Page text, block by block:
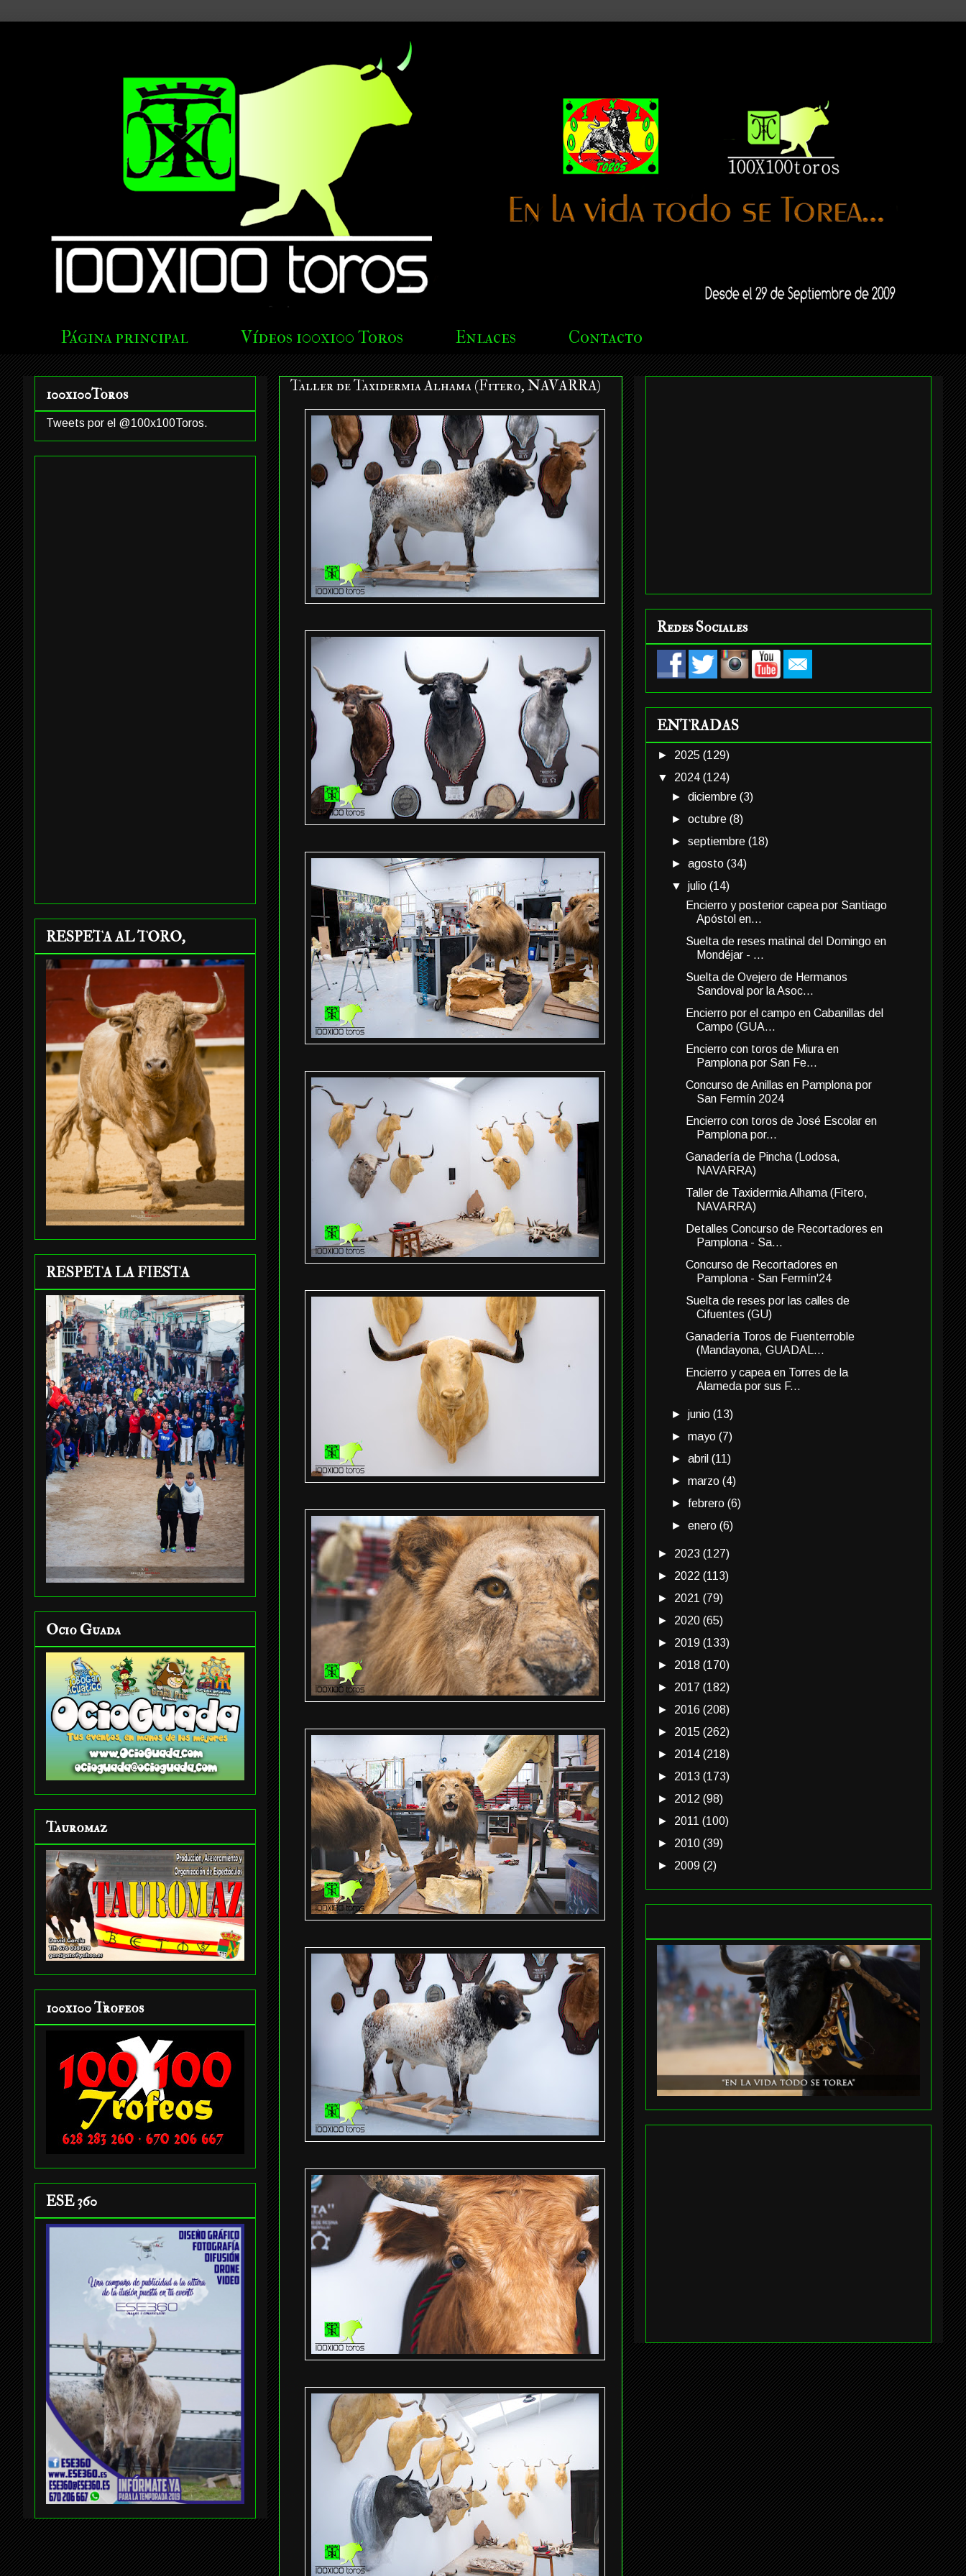
Página principal Vídeos 100x100 Toros Enlaces Contacto
Taller de Taxidermia Alhama (Fitero, NAVARRA)
100x100Toros
Tweets por el @100x100Toros.
RESPETA AL TORO,
RESPETA LA FIESTA
Ocio Guada
Tauromaz
100x100 Trofeos
ESE 360
Redes Sociales
ENTRADAS
► 2025 (129)
▼ 2024 (124)
►diciembre(3)
►octubre(8)
►septiembre(18)
►agosto(34)
▼julio(14)
Encierro y posterior capea por Santiago
Apóstol en...
Suelta de reses matinal del Domingo en
Mondéjar - ...
Suelta de Ovejero de Hermanos
Sandoval por la Asoc...
Encierro por el campo en Cabanillas del
Campo (GUA...
Encierro con toros de Miura en
Pamplona por San Fe...
Concurso de Anillas en Pamplona por
San Fermín 2024
Encierro con toros de José Escolar en
Pamplona por...
Ganadería de Pincha (Lodosa,
NAVARRA)
Taller de Taxidermia Alhama (Fitero,
NAVARRA)
Detalles Concurso de Recortadores en
Pamplona - Sa...
Concurso de Recortadores en
Pamplona - San Fermín'24
Suelta de reses por las calles de
Cifuentes (GU)
Ganadería Toros de Fuenterroble
(Mandayona, GUADAL...
Encierro y capea en Torres de la
Alameda por sus F...
►junio(13)
►mayo(7)
►abril(11)
►marzo(4)
► febrero(6)
►enero(6)
► 2023 (127)
► 2022 (113)
► 2021 (79)
► 2020 (65)
► 2019 (133)
► 2018 (170)
► 2017 (182)
► 2016 (208)
► 2015 (262)
► 2014 (218)
► 2013 (173)
► 2012 (98)
► 2011 (100)
► 2010 (39)
► 2009 (2)